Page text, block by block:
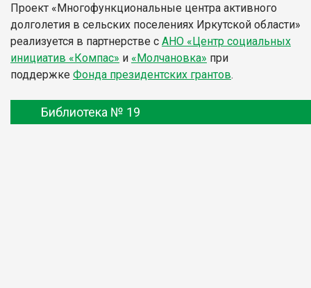
Проект «Многофункциональные центра активного
долголетия в сельских поселениях Иркутской области»
реализуется в партнерстве с АНО «Центр социальных
инициатив «Компас» и «Молчановка» при
поддержке Фонда президентских грантов.
Библиотека № 19